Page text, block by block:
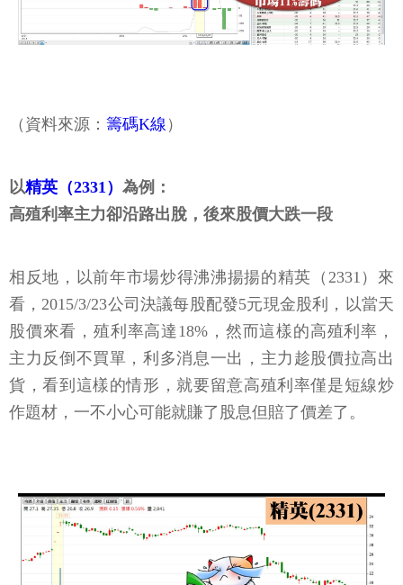
（資料來源： 籌碼K線 ）
以精英（2331） 為例：
高殖利率主力卻沿路出脫，後來股價大跌一段
相反地，以前年市場炒得沸沸揚揚的精英（2331）來
看，2015/3/23公司決議每股配發5元現金股利，以當天
股價來看，殖利率高達18%，然而這樣的高殖利率，
主力反倒不買單，利多消息一出，主力趁股價拉高出
貨，看到這樣的情形，就要留意高殖利率僅是短線炒
作題材，一不小心可能就賺了股息但賠了價差了。